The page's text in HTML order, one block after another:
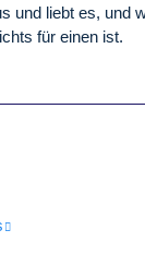
und liebt es, und
für einen ist.